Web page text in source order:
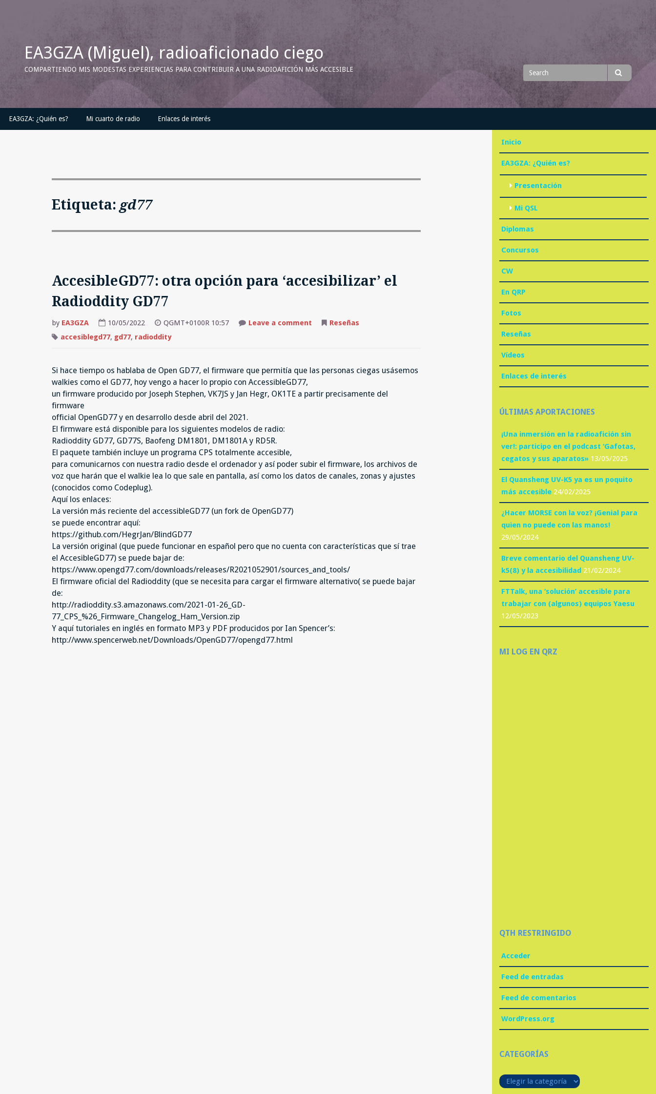
EA3GZA (Miguel), radioaficionado ciego
COMPARTIENDO MIS MODESTAS EXPERIENCIAS PARA CONTRIBUIR A UNA RADIOAFICIÓN MÁS ACCESIBLE
Search
for
EA3GZA: ¿Quién es? Mi cuarto de radio Enlaces de interés
Etiqueta: gd77
AccesibleGD77: otra opción para ‘accesibilizar’ el
Radioddity GD77
by EA3GZA 10/05/2022 QGMT+0100R 10:57 Leave a commenton
Radioddity
GD77
Reseñas
accesiblegd77, gd77, radioddity
Si hace tiempo os hablaba de Open GD77, el firmware que permitía que las personas ciegas usásemos
walkies como el GD77, hoy vengo a hacer lo propio con AccessibleGD77,
un firmware producido por Joseph Stephen, VK7JS y Jan Hegr, OK1TE a partir precisamente del
firmware
official OpenGD77 y en desarrollo desde abril del 2021.
El firmware está disponible para los siguientes modelos de radio:
Radioddity GD77, GD77S, Baofeng DM1801, DM1801A y RD5R.
El paquete también incluye un programa CPS totalmente accesible,
para comunicarnos con nuestra radio desde el ordenador y así poder subir el firmware, los archivos de
voz que harán que el walkie lea lo que sale en pantalla, así como los datos de canales, zonas y ajustes
(conocidos como Codeplug).
Aquí los enlaces:
La versión más reciente del accessibleGD77 (un fork de OpenGD77)
se puede encontrar aquí:
https://github.com/HegrJan/BlindGD77
La versión original (que puede funcionar en español pero que no cuenta con características que sí trae
el AccesibleGD77) se puede bajar de:
https://www.opengd77.com/downloads/releases/R2021052901/sources_and_tools/
El firmware oficial del Radioddity (que se necesita para cargar el firmware alternativo( se puede bajar
de:
http://radioddity.s3.amazonaws.com/2021-01-26_GD-
77_CPS_%26_Firmware_Changelog_Ham_Version.zip
Y aquí tutoriales en inglés en formato MP3 y PDF producidos por Ian Spencer’s:
http://www.spencerweb.net/Downloads/OpenGD77/opengd77.html
Inicio
EA3GZA: ¿Quién es?
Presentación
Mi QSL
Diplomas
Concursos
CW
En QRP
Fotos
Reseñas
Vídeos
Enlaces de interés
ÚLTIMAS APORTACIONES
¡Una inmersión en la radioafición sin
ver!: participo en el podcast ‘Gafotas,
cegatos y sus aparatos» 13/05/2025
El Quansheng UV-K5 ya es un poquito
más accesible 24/02/2025
¿Hacer MORSE con la voz? ¡Genial para
quien no puede con las manos!
29/05/2024
Breve comentario del Quansheng UV-
k5(8) y la accesibilidad 21/02/2024
FTTalk, una ‘solución’ accesible para
trabajar con (algunos) equipos Yaesu
12/05/2023
MI LOG EN QRZ
QTH RESTRINGIDO
Acceder
Feed de entradas
Feed de comentarios
WordPress.org
CATEGORÍAS
Categorías